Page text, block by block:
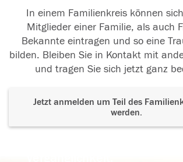
In einem Familienkreis können
Mitglieder einer Familie, als auch
Bekannte eintragen und so eine
bilden. Bleiben Sie in Kontakt mit
und tragen Sie sich jetzt ganz
Jetzt anmelden um Teil des
werden.